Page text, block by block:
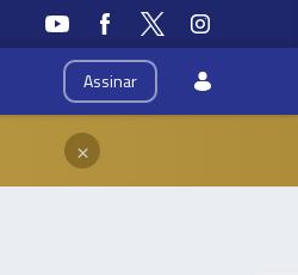
Assinar
×